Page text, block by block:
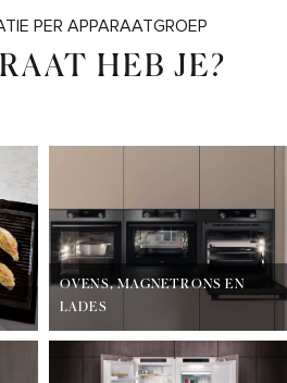
PER APPARAATGROEP
HEB JE?
OVENS, MAGNETRONS EN
LADES